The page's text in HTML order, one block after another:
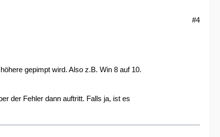
#4
gepimpt wird. Also z.B. Win 8 auf 10.
der Fehler dann auftritt. Falls ja, ist es